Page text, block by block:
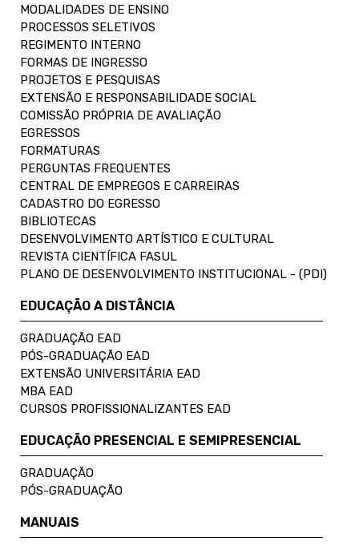
MODALIDADES DE ENSINO
PROCESSOS SELETIVOS
REGIMENTO INTERNO
FORMAS DE INGRESSO
PROJETOS E PESQUISAS
EXTENSÃO E RESPONSABILIDADE SOCIAL
COMISSÃO PRÓPRIA DE AVALIAÇÃO
EGRESSOS
FORMATURAS
PERGUNTAS FREQUENTES
CENTRAL DE EMPREGOS E CARREIRAS
CADASTRO DO EGRESSO
BIBLIOTECAS
DESENVOLVIMENTO ARTÍSTICO E CULTURAL
REVISTA CIENTÍFICA FASUL
PLANO DE DESENVOLVIMENTO INSTITUCIONAL - (PDI)
EDUCAÇÃO A DISTÂNCIA
GRADUAÇÃO EAD
PÓS-GRADUAÇÃO EAD
EXTENSÃO UNIVERSITÁRIA EAD
MBA EAD
CURSOS PROFISSIONALIZANTES EAD
EDUCAÇÃO PRESENCIAL E SEMIPRESENCIAL
GRADUAÇÃO
PÓS-GRADUAÇÃO
MANUAIS